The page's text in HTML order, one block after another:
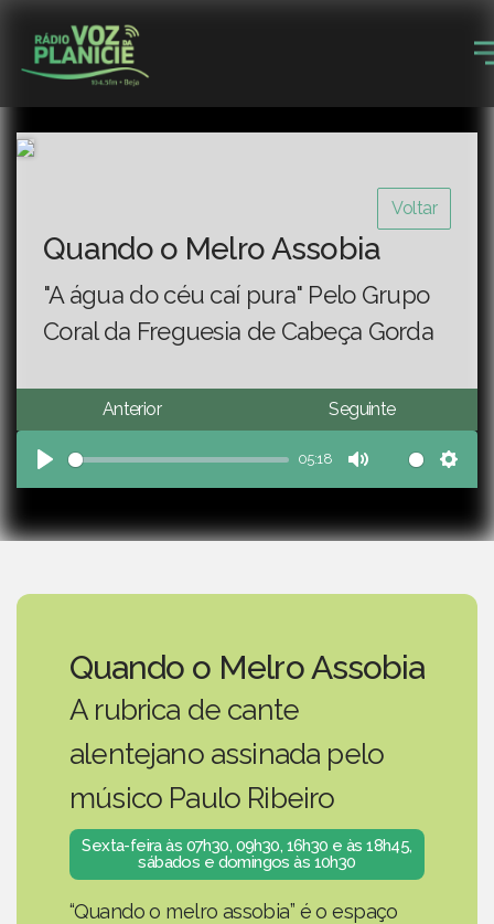
Voltar
Quando o Melro Assobia
"A água do céu caí pura" Pelo Grupo
Coral da Freguesia de Cabeça Gorda
Anterior Seguinte
Play
05:18
Mute
Quando o Melro Assobia
A rubrica de cante
alentejano assinada pelo
músico Paulo Ribeiro
Sexta-feira às 07h30, 09h30, 16h30 e às 18h45,
sábados e domingos às 10h30
“Quando o melro assobia” é o espaço